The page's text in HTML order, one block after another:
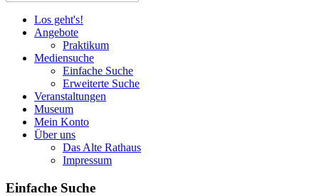
Los geht's!
Angebote
Praktikum
Mediensuche
Einfache Suche
Erweiterte Suche
Veranstaltungen
Museum
Mein Konto
Über uns
Das Alte Rathaus
Impressum
Einfache Suche